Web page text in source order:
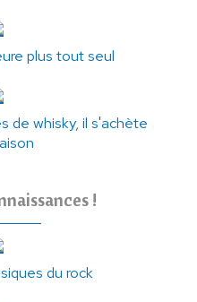
plus tout seul
de whisky, il s'achète
!
du rock